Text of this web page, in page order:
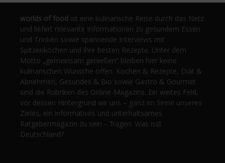
worlds of food ist eine kulinarische Reise durch das Netz
und liefert relevante Informationen zu gesundem Essen
und Trinken sowie spannende Interviews mit
Spitzenköchen und ihre besten Rezepte. Unter dem
Motto „gemeinsam genießen“ bleiben hier keine
kulinarischen Wünsche offen. Kochen & Rezepte, Diät &
Abnehmen, Gesundes & Bio sowie Gastro & Gourmet
sind die Rubriken des Online-Magazins. Ein weites Feld,
vor dessen Hintergrund wir uns – ganz im Sinne unseres
Zieles, ein informatives und unterhaltsames
Ratgebermagazin zu sein – fragen: Was isst
Deutschland?